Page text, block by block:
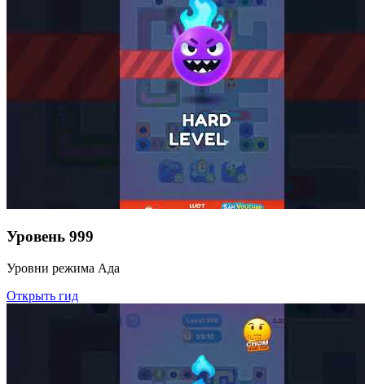
Уровень 999
Уровни режима Ада
Открыть гид